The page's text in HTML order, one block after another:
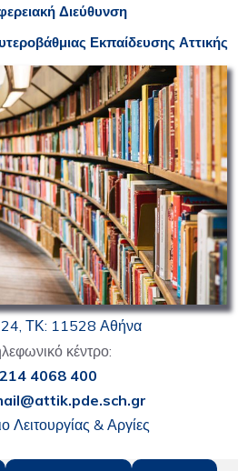
Διεύθυνση
Εκπαίδευσης Αττικής
24, ΤΚ: 11528 Αθήνα
κέντρο:
214 4068 400
Λειτουργίας & Αργίες